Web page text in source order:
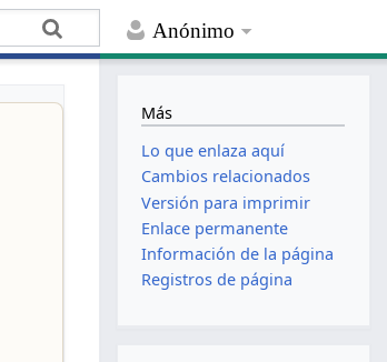
Anónimo
Más
Lo que enlaza aquí
Cambios relacionados
Versión para imprimir
Enlace permanente
Información de la página
Registros de página